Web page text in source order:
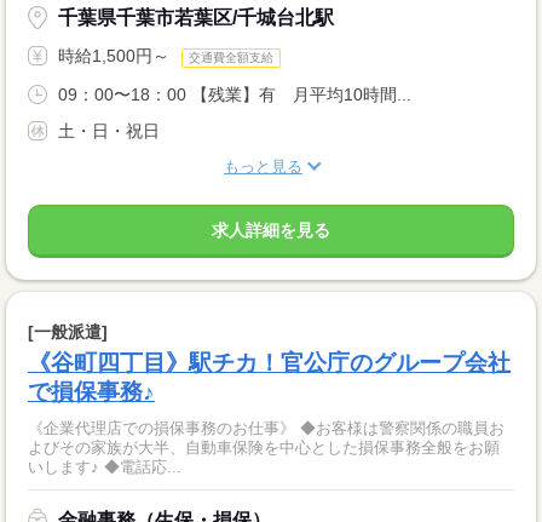
千葉県千葉市若葉区/千城台北駅
時給1,500円～ 交通費全額支給
09：00〜18：00 【残業】有 月平均10時間...
土・日・祝日
もっと見る
求人詳細を見る
[一般派遣]
《谷町四丁目》駅チカ！官公庁のグループ会社
で損保事務♪
《企業代理店での損保事務のお仕事》 ◆お客様は警察関係の職員お
よびその家族が大半、自動車保険を中心とした損保事務全般をお願
いします♪ ◆電話応...